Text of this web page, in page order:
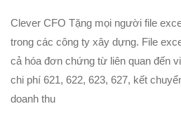
Clever CFO Tặng mọi người file
trong các công ty xây dựng. File
cả hóa đơn chứng từ liên quan đến
chi phí 621, 622, 623, 627, kết
doanh thu